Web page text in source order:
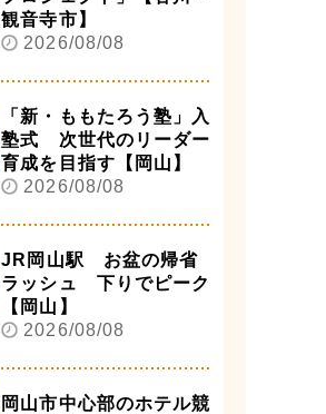
観音寺市】
2026/08/08
「新・ももたろう塾」入
塾式 次世代のリーダー
育成を目指す【岡山】
2026/08/08
JR岡山駅 お盆の帰省
ラッシュ 下りでピーク
【岡山】
2026/08/08
岡山市中心部のホテル競